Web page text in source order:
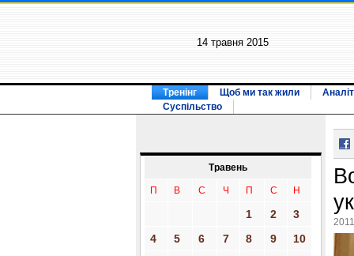
14 травня 2015
Тренінг Щоб ми так жили
Суспільство
Травень
П В С Ч П С Н
1 2
3
4
5 6 7 8 9
10